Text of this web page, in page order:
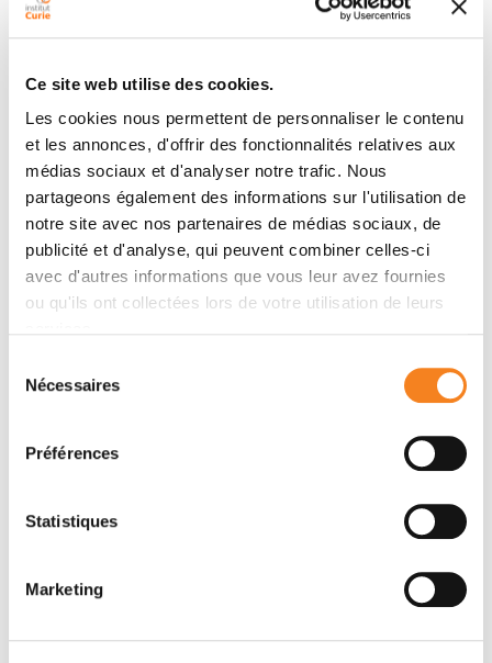
Ce site web utilise des cookies.
Les cookies nous permettent de personnaliser le contenu
et les annonces, d'offrir des fonctionnalités relatives aux
médias sociaux et d'analyser notre trafic. Nous
partageons également des informations sur l'utilisation de
notre site avec nos partenaires de médias sociaux, de
publicité et d'analyse, qui peuvent combiner celles-ci
avec d'autres informations que vous leur avez fournies
ou qu'ils ont collectées lors de votre utilisation de leurs
Nécessaires
Préférences
Statistiques
Marketing
epithelial cell subsets and stimulating endothelial cells,
which control the recruitment of circulating T-cell
demonstrated that RANKL treatment in aged mice
rejuvenates the peripheral T-cell pool, resulting in
improved antitumor and vaccine responses.
Furthermore, RANKL stimulates both thymic epithelial
and endothelial cells in human thymic organo-cultures.
Collectively, these findings suggest that targeting the
RANK-RANKL axis through exogenous RANKL
administration could represent an effective
therapeutic strategy to enhance thymic regeneration,
immunosenescence.
Invité(es) par